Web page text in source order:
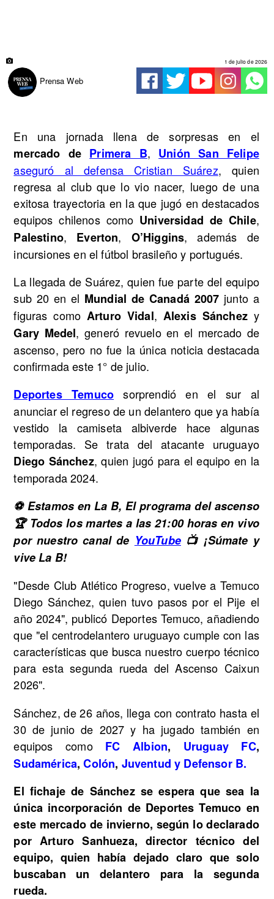
Prensa Web
1 de julio de 2026
En una jornada llena de sorpresas en el
mercado de Primera B, Unión San Felipe
aseguró al defensa Cristian Suárez, quien
regresa al club que lo vio nacer, luego de una
exitosa trayectoria en la que jugó en destacados
equipos chilenos como Universidad de Chile,
Palestino, Everton, O’Higgins, además de
incursiones en el fútbol brasileño y portugués.
La llegada de Suárez, quien fue parte del equipo
sub 20 en el Mundial de Canadá 2007 junto a
figuras como Arturo Vidal, Alexis Sánchezy
Gary Medel, generó revuelo en el mercado de
ascenso, pero no fue la única noticia destacada
confirmada este 1° de julio.
Deportes Temuco sorprendió en el sur al
anunciar el regreso de un delantero que ya había
vestido la camiseta albiverde hace algunas
temporadas. Se trata del atacante uruguayo
Diego Sánchez, quien jugó para el equipo en la
temporada 2024.
⚽ Estamos en La B, El programa del ascenso
🏆 Todos los martes a las 21:00 horas en vivo
por nuestro canal de YouTube 📺 ¡Súmate y
vive La B!
"Desde Club Atlético Progreso, vuelve a Temuco
Diego Sánchez, quien tuvo pasos por el Pije el
año 2024", publicó Deportes Temuco, añadiendo
que "el centrodelantero uruguayo cumple con las
características que busca nuestro cuerpo técnico
para esta segunda rueda del Ascenso Caixun
2026".
Sánchez, de 26 años, llega con contrato hasta el
30 de junio de 2027 y ha jugado también en
equipos como FC Albion, Uruguay FC,
Sudamérica,Colón, Juventud y Defensor B.
El fichaje de Sánchez se espera que sea la
única incorporación de Deportes Temuco en
este mercado de invierno, según lo declarado
por Arturo Sanhueza, director técnico del
equipo, quien había dejado claro que solo
buscaban un delantero para la segunda
rueda.